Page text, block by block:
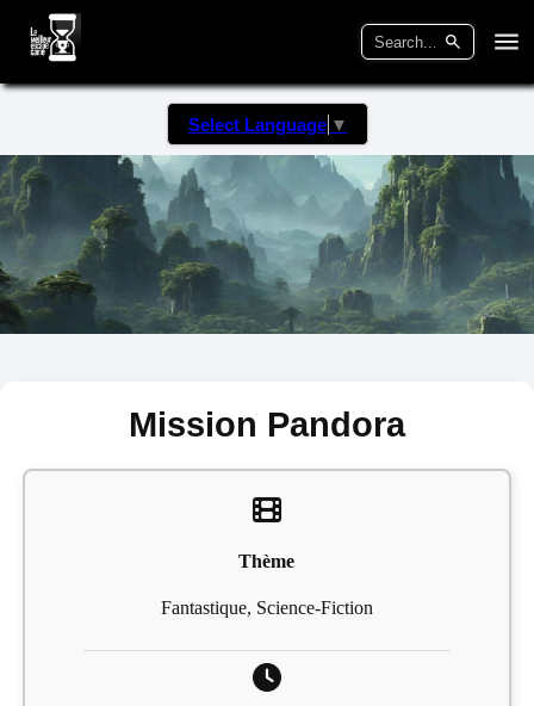
Select Language ▼
Mission Pandora
Thème
Fantastique, Science-Fiction